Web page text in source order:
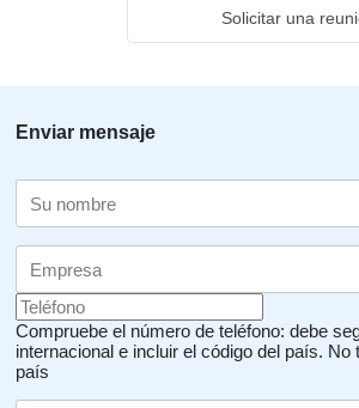
Solicitar una
Enviar mensaje
Compruebe el número de teléfono: debe
internacional e incluir el código del país. No
país